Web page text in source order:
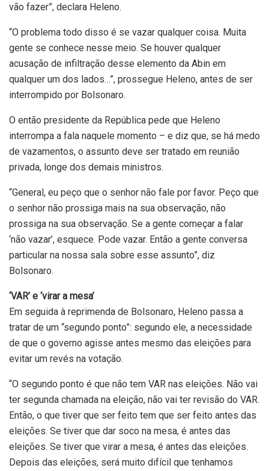
vão fazer”, declara Heleno.
“O problema todo disso é se vazar qualquer coisa. Muita
gente se conhece nesse meio. Se houver qualquer
acusação de infiltração desse elemento da Abin em
qualquer um dos lados…”, prossegue Heleno, antes de ser
interrompido por Bolsonaro.
O então presidente da República pede que Heleno
interrompa a fala naquele momento – e diz que, se há medo
de vazamentos, o assunto deve ser tratado em reunião
privada, longe dos demais ministros.
“General, eu peço que o senhor não fale por favor. Peço que
o senhor não prossiga mais na sua observação, não
prossiga na sua observação. Se a gente começar a falar
‘não vazar’, esquece. Pode vazar. Então a gente conversa
particular na nossa sala sobre esse assunto”, diz
Bolsonaro.
‘VAR’ e ‘virar a mesa’
Em seguida à reprimenda de Bolsonaro, Heleno passa a
tratar de um “segundo ponto”: segundo ele, a necessidade
de que o governo agisse antes mesmo das eleições para
evitar um revés na votação.
“O segundo ponto é que não tem VAR nas eleições. Não vai
ter segunda chamada na eleição, não vai ter revisão do VAR.
Então, o que tiver que ser feito tem que ser feito antes das
eleições. Se tiver que dar soco na mesa, é antes das
eleições. Se tiver que virar a mesa, é antes das eleições.
Depois das eleições, será muito difícil que tenhamos